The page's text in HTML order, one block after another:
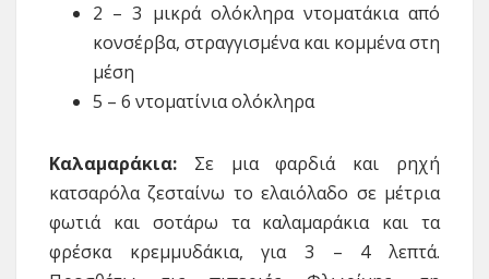
2 – 3 μικρά ολόκληρα ντοματάκια από
κονσέρβα, στραγγισμένα και κομμένα στη
μέση
5 – 6 ντοματίνια ολόκληρα
Καλαμαράκια:
Σε μια φαρδιά και ρηχή
κατσαρόλα ζεσταίνω το ελαιόλαδο σε μέτρια
φωτιά και σοτάρω τα καλαμαράκια και τα
φρέσκα κρεμμυδάκια, για 3 – 4 λεπτά.